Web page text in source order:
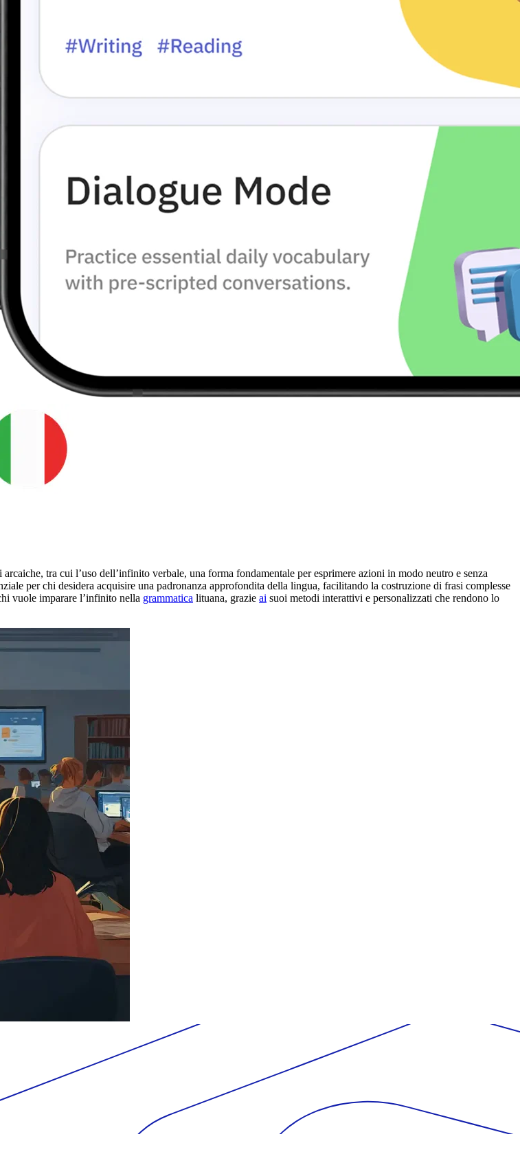
tra cui l’uso dell’infinito verbale, una forma fondamentale per esprimere azioni in modo neutro e senza
per chi desidera acquisire una padronanza approfondita della lingua, facilitando la costruzione di frasi complesse
vuole imparare l’infinito nella grammatica lituana, grazie ai suoi metodi interattivi e personalizzati che rendono lo